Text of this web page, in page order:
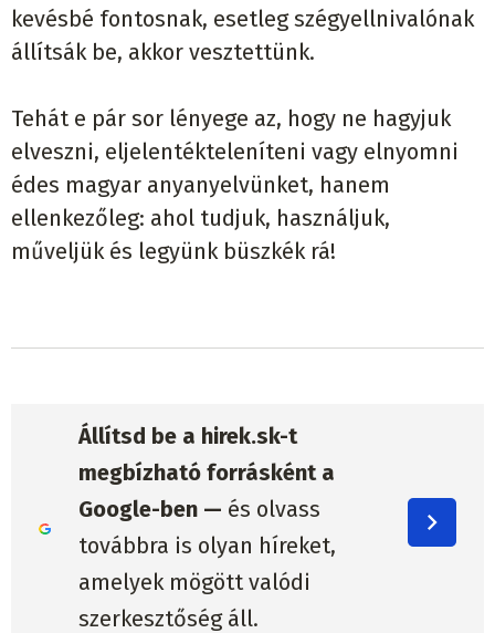
kevésbé fontosnak, esetleg szégyellnivalónak
állítsák be, akkor vesztettünk.
Tehát e pár sor lényege az, hogy ne hagyjuk
elveszni, eljelentékteleníteni vagy elnyomni
édes magyar anyanyelvünket, hanem
ellenkezőleg: ahol tudjuk, használjuk,
műveljük és legyünk büszkék rá!
Állítsd be a hirek.sk-t
megbízható forrásként a
Google-ben — és olvass
továbbra is olyan híreket,
amelyek mögött valódi
szerkesztőség áll.